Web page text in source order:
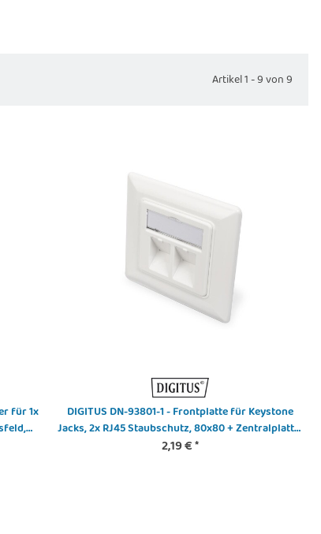
Artikel 1 - 9 von 9
für 1x
DIGITUS DN-93801-1 - Frontplatte für Keystone
Jacks, 2x RJ45 Staubschutz, 80x80 + Zentralplatte,
reinweiß
2,19 €*